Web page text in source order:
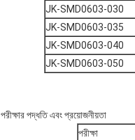
JK-SMD0603-030
JK-SMD0603-035
JK-SMD0603-040
JK-SMD0603-050
পরীক্ষার পদ্ধতি এবং প্রয়োজনীয়তা
পরীক্ষা